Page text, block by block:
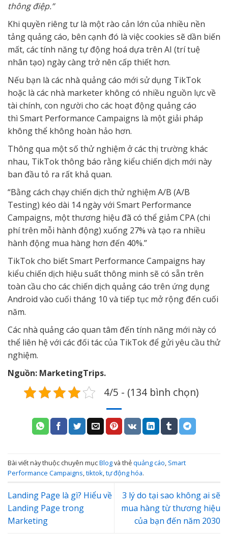
thông điệp.”
Khi quyền riêng tư là một rào cản lớn của nhiều nền
tảng quảng cáo, bên cạnh đó là việc cookies sẽ dần biến
mất, các tính năng tự động hoá dựa trên AI (trí tuệ
nhân tạo) ngày càng trở nên cấp thiết hơn.
Nếu bạn là các nhà quảng cáo mới sử dụng TikTok
hoặc là các nhà marketer không có nhiều nguồn lực về
tài chính, con người cho các hoạt động quảng cáo
thì Smart Performance Campaigns là một giải pháp
không thể không hoàn hảo hơn.
Thông qua một số thử nghiệm ở các thị trường khác
nhau, TikTok thông báo rằng kiểu chiến dịch mới này
ban đầu tỏ ra rất khả quan.
“Bằng cách chạy chiến dịch thử nghiệm A/B (A/B
Testing) kéo dài 14 ngày với Smart Performance
Campaigns, một thương hiệu đã có thể giảm CPA (chi
phí trên mỗi hành động) xuống 27% và tạo ra nhiều
hành động mua hàng hơn đến 40%.”
TikTok cho biết Smart Performance Campaigns hay
kiểu chiến dịch hiệu suất thông minh sẽ có sẵn trên
toàn cầu cho các chiến dịch quảng cáo trên ứng dụng
Android vào cuối tháng 10 và tiếp tục mở rộng đến cuối
năm.
Các nhà quảng cáo quan tâm đến tính năng mới này có
thể liên hệ với các đối tác của TikTok để gửi yêu cầu thử
nghiệm.
Nguồn: MarketingTrips.
4/5 - (134 bình chọn)
Bài viết này thuộc chuyên mụcBlogvà thẻquảng cáo, Smart
Performance Campaigns,tiktok,tự động hóa.
Landing Page là gì? Hiểu về
Landing Page trong
Marketing
3 lý do tại sao không ai sẽ
mua hàng từ thương hiệu
của bạn đến năm 2030